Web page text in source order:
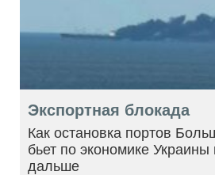
Экспортная блокада
Как остановка портов
бьет по экономике Украины
дальше